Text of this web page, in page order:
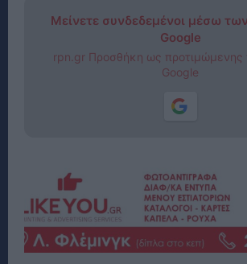
Μείνετε συνδεδεμένοι μέσω
Google
rpn.gr Προσθήκη ως προτιμώμενης
Google